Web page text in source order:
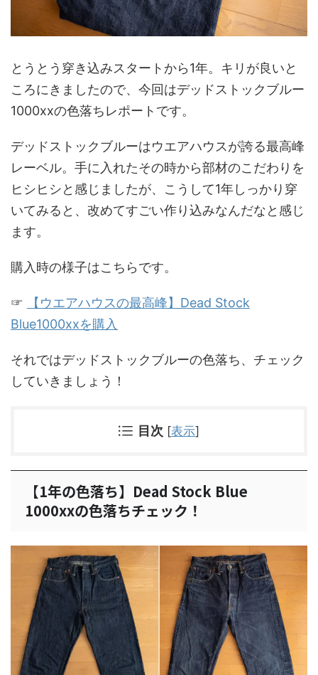
とうとう穿き込みスタートから1年。キリが良いと
ころにきましたので、今回はデッドストックブルー
1000xxの色落ちレポートです。
デッドストックブルーはウエアハウスが誇る最高峰
レーベル。手に入れたその時から部材のこだわりを
ヒシヒシと感じましたが、こうして1年しっかり穿
いてみると、改めてすごい作り込みなんだなと感じ
ます。
購入時の様子はこちらです。
☞
【ウエアハウスの最高峰】Dead Stock
Blue1000xxを購入
それではデッドストックブルーの色落ち、チェック
していきましょう！
目次 [表示]
【1年の色落ち】Dead Stock Blue
1000xxの色落ちチェック！